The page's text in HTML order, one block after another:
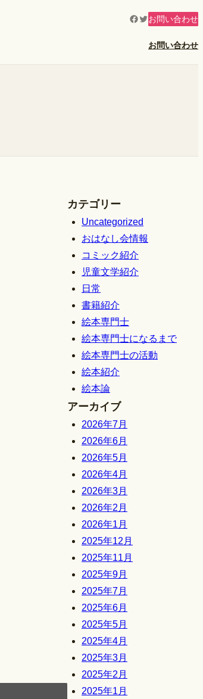
Facebook
Twitter
お問い合わせ
お問い合わせ
カテゴリー
Uncategorized
おはなし会情報
コミック紹介
児童文学紹介
日常
書籍紹介
絵本専門士
絵本専門士になるまで
絵本専門士の活動
絵本紹介
絵本論
アーカイブ
2026年7月
2026年6月
2026年5月
2026年4月
2026年3月
2026年2月
2026年1月
2025年12月
2025年11月
2025年9月
2025年7月
2025年6月
2025年5月
2025年4月
2025年3月
2025年2月
2025年1月